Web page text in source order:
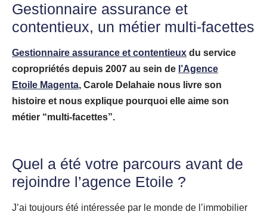
Gestionnaire assurance et
contentieux, un métier multi-facettes
Gestionnaire assurance et contentieux du service
copropriétés depuis 2007 au sein de l’Agence
Etoile Magenta, Carole Delahaie nous livre son
histoire et nous explique pourquoi elle aime son
métier “multi-facettes”.
Quel a été votre parcours avant de
rejoindre l’agence Etoile ?
J’ai toujours été intéressée par le monde de l’immobilier